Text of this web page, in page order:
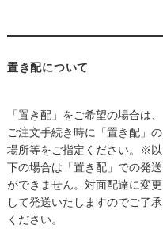
置き配について
「置き配」をご希望の場合は、
ご注文手続き時に「置き配」の
場所等をご指定ください。※以
下の場合は「置き配」での発送
ができません。対面配達に変更
して発送いたしますのでご了承
ください。